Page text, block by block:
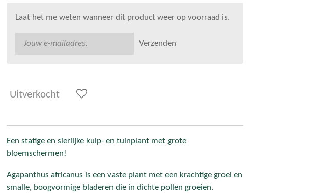
Laat het me weten wanneer dit product weer op voorraad is.
Verzenden
Uitverkocht
Een statige en sierlijke kuip- en tuinplant met grote
bloemschermen!
Agapanthus africanus is een vaste plant met een krachtige groei en
smalle, boogvormige bladeren die in dichte pollen groeien.